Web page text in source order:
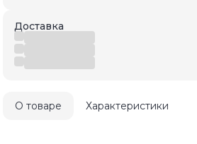
Доставка
О товаре Характеристики